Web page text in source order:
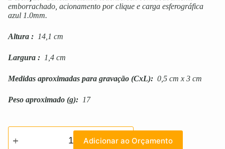
emborrachado, acionamento por clique e carga esferográfica
azul 1.0mm.
Altura : 14,1 cm
Largura : 1,4 cm
Medidas aproximadas para gravação (CxL): 0,5 cm x 3 cm
Peso aproximado (g): 17
Adicionar ao Orçamento